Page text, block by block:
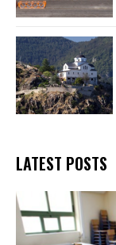
LATEST POSTS